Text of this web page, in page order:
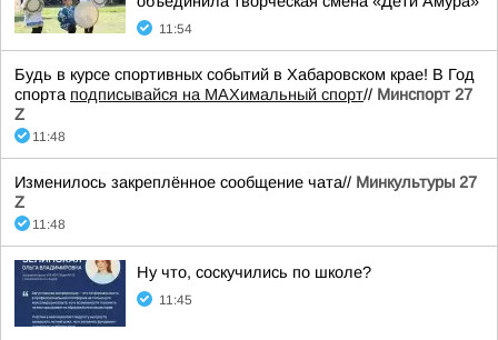
11:54
Будь в курсе спортивных событий в Хабаровском крае! В Год
спорта подписывайся на МАХимальный спорт// Минспорт 27
Z
11:48
Изменилось закреплённое сообщение чата// Минкультуры 27
Z
11:48
Ну что, соскучились по школе?
11:45